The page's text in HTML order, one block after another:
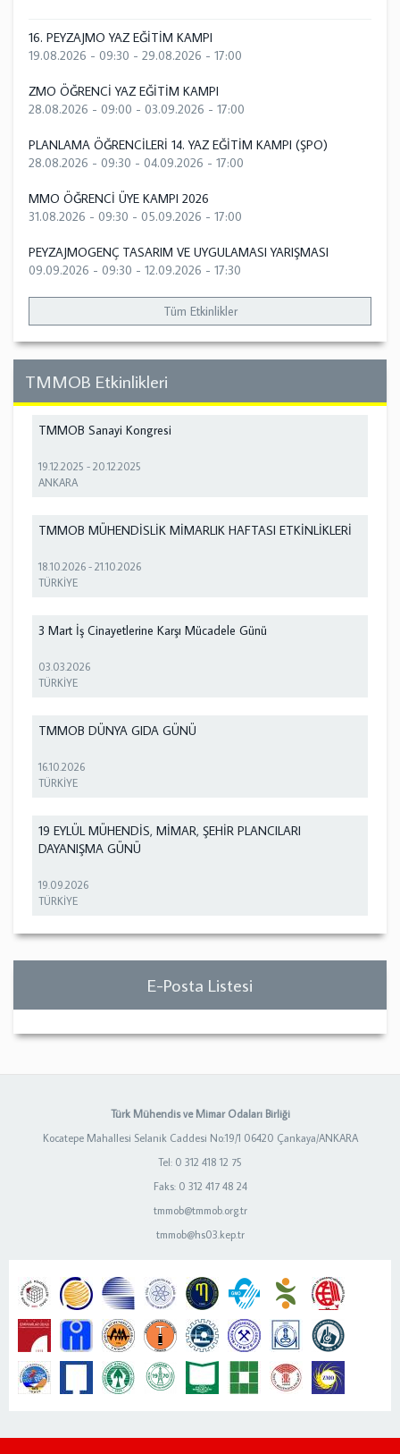
16. PEYZAJMO YAZ EĞİTİM KAMPI
19.08.2026 - 09:30 - 29.08.2026 - 17:00
ZMO ÖĞRENCİ YAZ EĞİTİM KAMPI
28.08.2026 - 09:00 - 03.09.2026 - 17:00
PLANLAMA ÖĞRENCİLERİ 14. YAZ EĞİTİM KAMPI (ŞPO)
28.08.2026 - 09:30 - 04.09.2026 - 17:00
MMO ÖĞRENCİ ÜYE KAMPI 2026
31.08.2026 - 09:30 - 05.09.2026 - 17:00
PEYZAJMOGENÇ TASARIM VE UYGULAMASI YARIŞMASI
09.09.2026 - 09:30 - 12.09.2026 - 17:30
Tüm Etkinlikler
TMMOB Etkinlikleri
TMMOB Sanayi Kongresi
19.12.2025 -20.12.2025
ANKARA
TMMOB MÜHENDİSLİK MİMARLIK HAFTASI ETKİNLİKLERİ
18.10.2026 -21.10.2026
TÜRKİYE
3 Mart İş Cinayetlerine Karşı Mücadele Günü
03.03.2026
TÜRKİYE
TMMOB DÜNYA GIDA GÜNÜ
16.10.2026
TÜRKİYE
19 EYLÜL MÜHENDİS, MİMAR, ŞEHİR PLANCILARI
DAYANIŞMA GÜNÜ
19.09.2026
TÜRKİYE
E-Posta Listesi
Türk Mühendis ve Mimar Odaları Birliği
Kocatepe Mahallesi Selanik Caddesi No:19/1 06420 Çankaya/ANKARA
Tel: 0 312 418 12 75
Faks: 0 312 417 48 24
tmmob@tmmob.org.tr
tmmob@hs03.kep.tr